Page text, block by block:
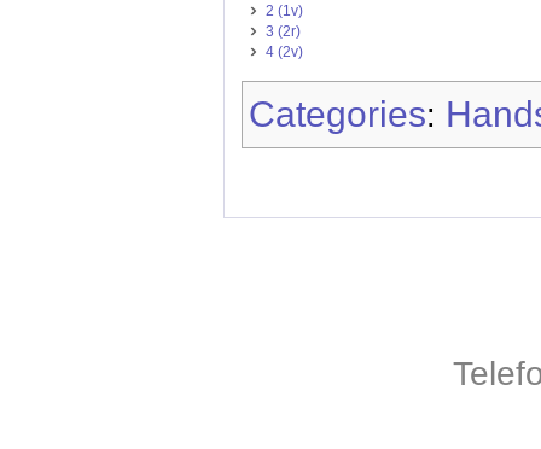
2 (1v)
3 (2r)
4 (2v)
Categories: